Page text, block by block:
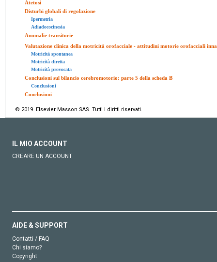
Atetosi
Disturbi globali di regolazione
Ipermetria
Adiadococinesia
Anomalie transitorie
Valutazione clinica della motricità orofacciale - attitudini motorie orofacciali
Motricità spontanea
Motricità diretta
Motricità provocata
Conclusioni sul bilancio cerebromotorio: parte 5 della scheda B
Conclusioni
Conclusioni
© 2019 Elsevier Masson SAS. Tutti i diritti riservati.
IL MIO ACCOUNT
CREARE UN ACCOUNT
AIDE & SUPPORT
Contatti / FAQ
Chi siamo?
Copyright